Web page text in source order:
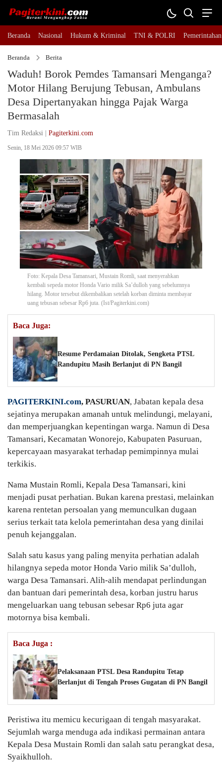
Beranda Nasional Hukum & Kriminal TNI & POLRI Pemerintahan
Beranda Berita
Waduh! Borok Pemdes Tamansari Menganga?
Motor Hilang Berujung Tebusan, Ambulans
Desa Dipertanyakan hingga Pajak Warga
Bermasalah
Tim Redaksi | Pagiterkini.com
Senin, 18 Mei 2026 09:57 WIB
Foto: Kepala Desa Tamansari, Mustain Romli, saat menyerahkan
kembali sepeda motor Honda Vario milik Sa’dulloh yang sebelumnya
hilang. Motor tersebut dikembalikan setelah korban diminta membayar
uang tebusan sebesar Rp6 juta. (Ist/Pagiterkini.com)
Baca Juga:
Resume Perdamaian Ditolak, Sengketa PTSL
Randupitu Masih Berlanjut di PN Bangil
PAGITERKINI.com, PASURUAN, Jabatan kepala desa
sejatinya merupakan amanah untuk melindungi, melayani,
dan memperjuangkan kepentingan warga. Namun di Desa
Tamansari, Kecamatan Wonorejo, Kabupaten Pasuruan,
kepercayaan masyarakat terhadap pemimpinnya mulai
terkikis.
Nama Mustain Romli, Kepala Desa Tamansari, kini
menjadi pusat perhatian. Bukan karena prestasi, melainkan
karena rentetan persoalan yang memunculkan dugaan
serius terkait tata kelola pemerintahan desa yang dinilai
penuh kejanggalan.
Salah satu kasus yang paling menyita perhatian adalah
hilangnya sepeda motor Honda Vario milik Sa’dulloh,
warga Desa Tamansari. Alih-alih mendapat perlindungan
dan bantuan dari pemerintah desa, korban justru harus
mengeluarkan uang tebusan sebesar Rp6 juta agar
motornya bisa kembali.
Baca Juga :
Pelaksanaan PTSL Desa Randupitu Tetap
Berlanjut di Tengah Proses Gugatan di PN Bangil
Peristiwa itu memicu kecurigaan di tengah masyarakat.
Sejumlah warga menduga ada indikasi permainan antara
Kepala Desa Mustain Romli dan salah satu perangkat desa,
Syaikhulloh.